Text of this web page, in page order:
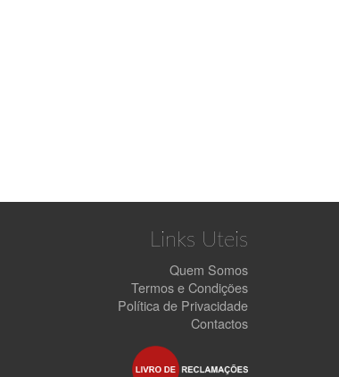
Links Uteis
Quem Somos
Termos e Condições
Política de Privacidade
Contactos